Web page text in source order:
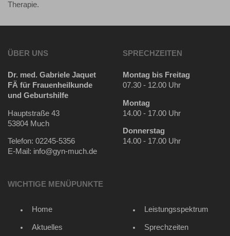
Therapie.
ÜBER UNS
Dr. med. Gabriele Jaquet
FÄ für Frauenheilkunde
und Geburtshilfe
Hauptstraße 43
53804 Much
Telefon: 02245-5356
E-Mail: info@gyn-much.de
SPRECHZEITEN
Montag bis Freitag
07.30 - 12.00 Uhr
Montag
14.00 - 17.00 Uhr
Donnerstag
14.00 - 17.00 Uhr
WICHTIGE MENÜPUNKTE
Home
Aktuelles
Leistungsspektrum
Sprechzeiten